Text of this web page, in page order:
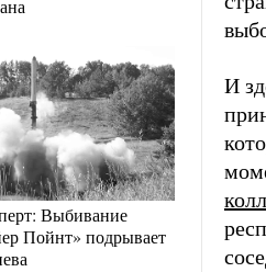
Выбивание
Пойнт» подрывает
И